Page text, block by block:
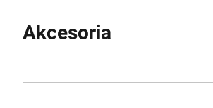
Akcesoria